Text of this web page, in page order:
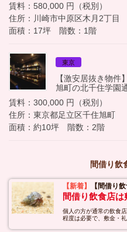
賃料：580,000 円（税別）
住所：川崎市中原区木月2丁目
面積：17坪 階数：1階
東京
【激安居抜き物件
旭町の北千住学園
賃料：300,000 円（税別）
住所：東京都足立区千住旭町
面積：約10坪 階数：2階
間借り飲
【新着】 【間借り
間借り飲食店は
個人の方が通常の飲食
程度は必要で、敷金・